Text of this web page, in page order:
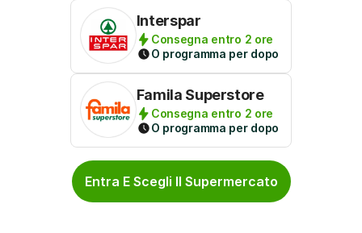
Interspar
Consegna entro 2 ore
O programma per dopo
Famila Superstore
Consegna entro 2 ore
O programma per dopo
Entra E Scegli Il Supermercato